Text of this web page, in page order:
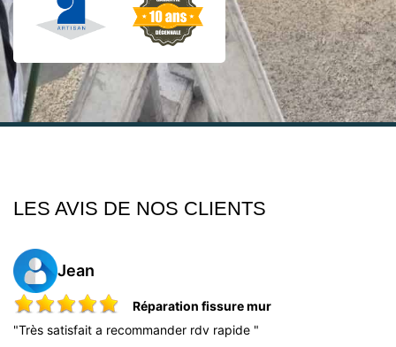
LES AVIS DE NOS CLIENTS
Jean
Réparation fissure mur
"Très satisfait a recommander rdv rapide "